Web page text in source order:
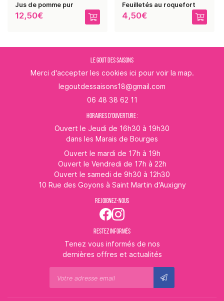
Jus de pomme pur
12,50€
Feuilletés au roquefort
4,50€
LE GOÛT DES SAISONS
Merci d'accepter les cookies ici pour voir la map.
06 48 38 62 11
HORAIRES D'OUVERTURE :
Ouvert le Jeudi de 16h30 à 19h30
dans les Marais de Bourges
Ouvert le mardi de 17h à 19h
Ouvert le Vendredi de 17h à 22h
Ouvert le samedi de 9h30 à 12h30
10 Rue des Goyons à Saint Martin d'Auxigny
REJOIGNEZ-NOUS
RESTEZ INFORMÉS
Tenez vous informés de nos
dernières offres et actualités